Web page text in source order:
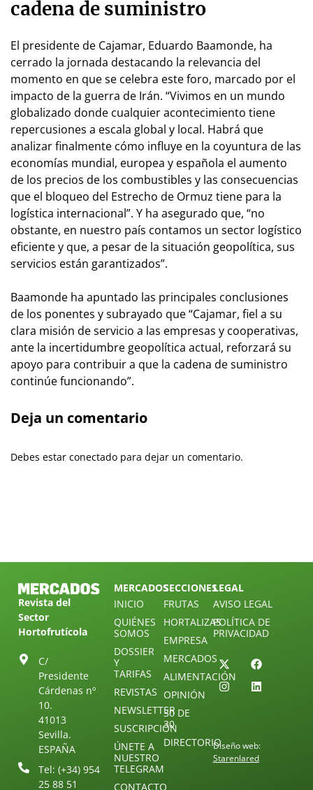
cadena de suministro
El presidente de Cajamar, Eduardo Baamonde, ha
cerrado la jornada destacando la relevancia del
momento en que se celebra este foro, marcado por el
impacto de la guerra de Irán. “Vivimos en un mundo
globalizado donde cualquier acontecimiento tiene
repercusiones a escala global y local. Habrá que
analizar finalmente cómo influye en la coyuntura de las
economías mundial, europea y española el aumento
de los precios de los combustibles y las consecuencias
que el bloqueo del Estrecho de Ormuz tiene para la
logística internacional”. Y ha asegurado que, “no
obstante, en nuestro país contamos un sector logístico
eficiente y que, a pesar de la situación geopolítica, sus
servicios están garantizados”.
Baamonde ha apuntado las principales conclusiones
de los ponentes y subrayado que “Cajamar, fiel a su
clara misión de servicio a las empresas y cooperativas,
ante la incertidumbre geopolítica actual, reforzará su
apoyo para contribuir a que la cadena de suministro
continúe funcionando”.
Deja un comentario
Debes estar conectado para dejar un comentario.
Revista del
Sector
Hortofrutícola
C/
Presidente
Cárdenas nº
10.
41013
Sevilla.
ESPAÑA
Tel: (+34) 954
25 88 51
MERCADOS
INICIO
QUIÉNES
SOMOS
DOSSIER
Y
TARIFAS
REVISTAS
NEWSLETTER
SUSCRIPCIÓN
ÚNETE A
NUESTRO
TELEGRAM
CONTACTO
SECCIONES
FRUTAS
HORTALIZAS
EMPRESA
MERCADOS
ALIMENTACIÓN
OPINIÓN
30 DE
30
DIRECTORIO
LEGAL
AVISO LEGAL
POLÍTICA DE
PRIVACIDAD
Diseño web:
Starenlared